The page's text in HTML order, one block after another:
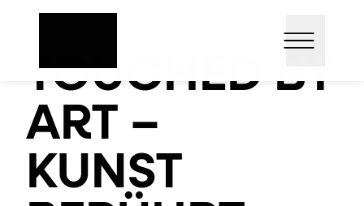
TOUCHED BY
ART –
KUNST